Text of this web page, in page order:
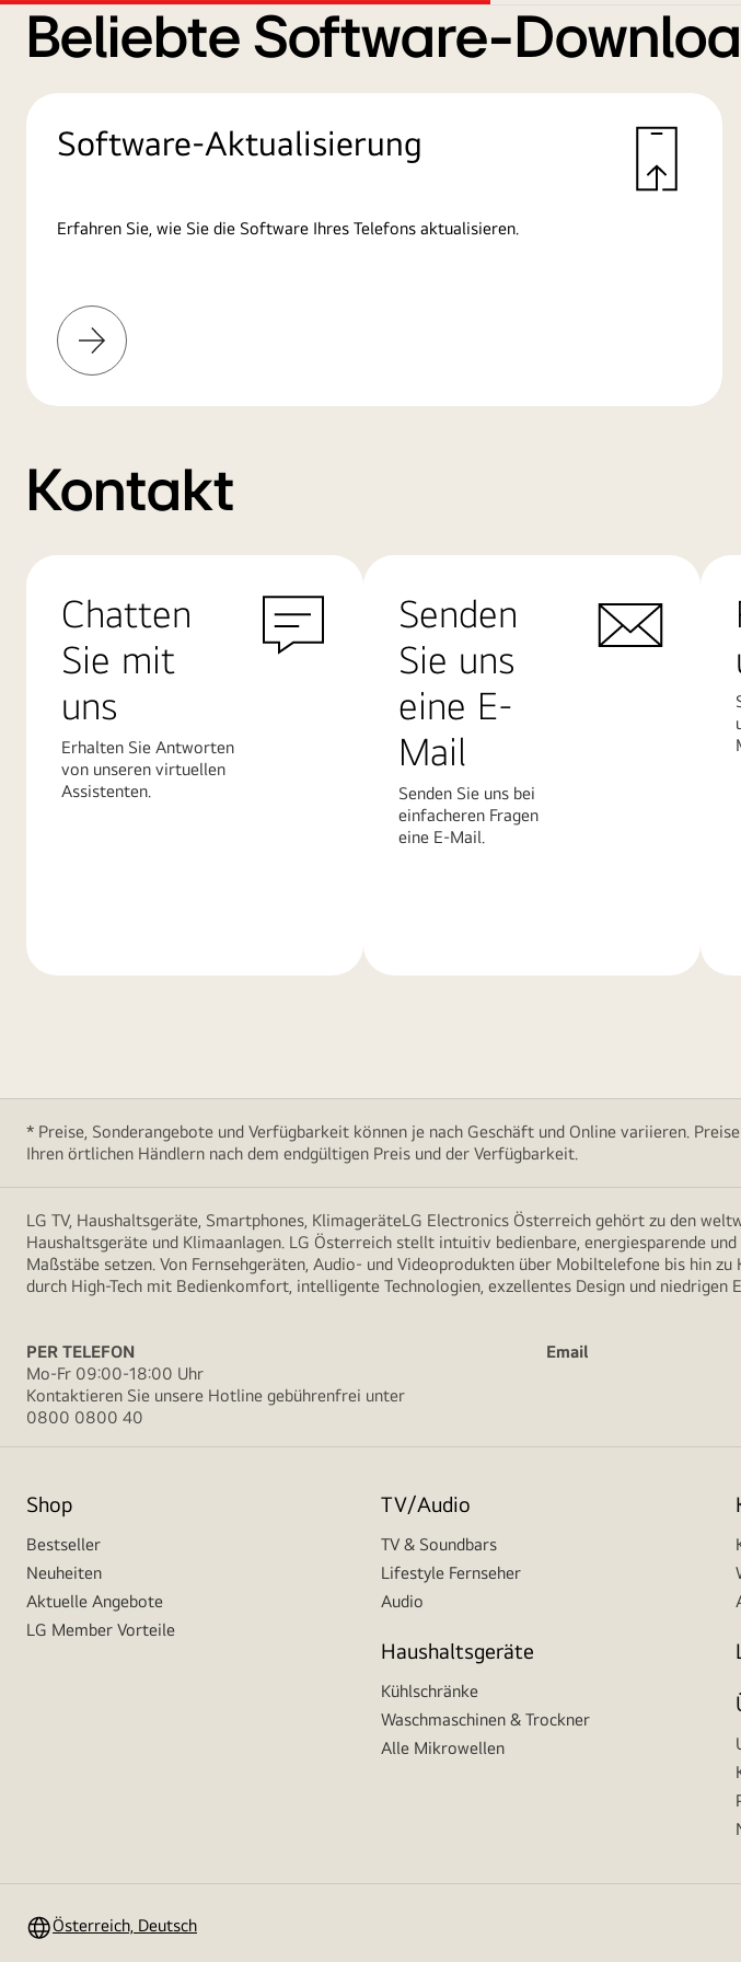
Beliebte Software-
Software-Aktualisierung
Erfahren Sie, wie Sie die Software Ihres Telefons aktualisieren.
Mehr
erfahren
Kontakt
Chatten
Sie mit
uns
Erhalten Sie Antworten
von unseren virtuellen
Assistenten.
Senden
Sie uns
eine E-
Mail
Senden Sie uns bei
einfacheren Fragen
eine E-Mail.
* Preise, Sonderangebote und Verfügbarkeit können je nach Geschäft und Online variieren.
Ihren örtlichen Händlern nach dem endgültigen Preis und der Verfügbarkeit.
LG TV, Haushaltsgeräte, Smartphones, KlimageräteLG Electronics Österreich gehört zu den
Haushaltsgeräte und Klimaanlagen. LG Österreich stellt intuitiv bedienbare, energiesparende
Maßstäbe setzen. Von Fernsehgeräten, Audio- und Videoprodukten über Mobiltelefone bis hin
durch High-Tech mit Bedienkomfort, intelligente Technologien, exzellentes Design und niedrigen
PER TELEFON
Email
Mo-Fr 09:00-18:00 Uhr
Kontaktieren Sie unsere Hotline gebührenfrei unter
0800 0800 40
Shop
Bestseller
Neuheiten
Aktuelle Angebote
LG Member Vorteile
TV/Audio
TV & Soundbars
Lifestyle Fernseher
Audio
Haushaltsgeräte
Kühlschränke
Waschmaschinen & Trockner
Alle Mikrowellen
Österreich, Deutsch